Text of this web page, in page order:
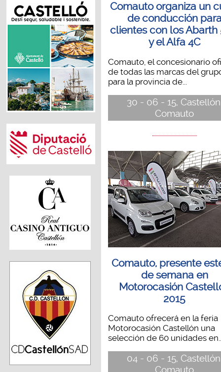
Comauto organiza un
de conducción
clientes con los Abarth
y el Alfa 4C
Comauto, el concesionario
de todas las marcas del
para la provincia de...
30 - 06 - 15,
Comauto
Comauto, presente
de semana en
Motorocasión
2015
Comauto ofrecerá en la feria
Motorocasión Castellón una
selección de 60 unidades
04 - 06 - 15,